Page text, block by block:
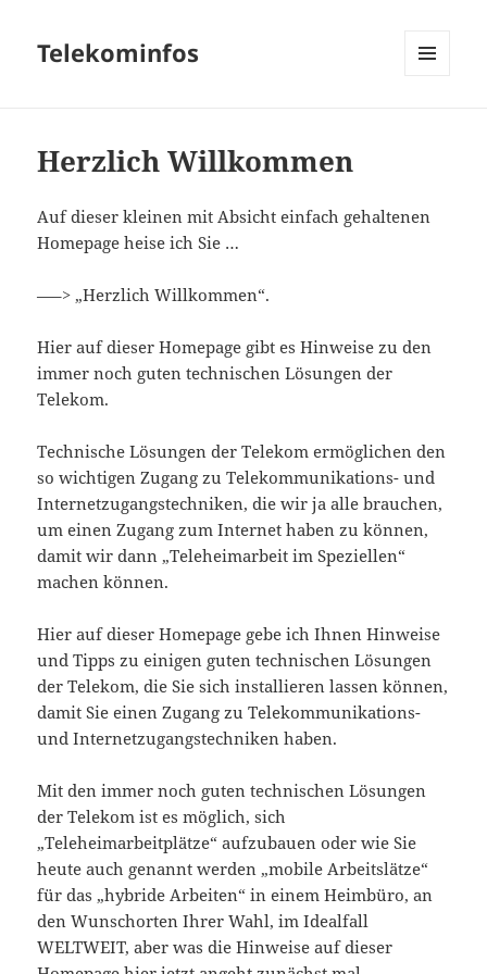
Telekominfos
Herzlich Willkommen
Auf dieser kleinen mit Absicht einfach gehaltenen
Homepage heise ich Sie …
—–> „Herzlich Willkommen“.
Hier auf dieser Homepage gibt es Hinweise zu den
immer noch guten technischen Lösungen der
Telekom.
Technische Lösungen der Telekom ermöglichen den
so wichtigen Zugang zu Telekommunikations- und
Internetzugangstechniken, die wir ja alle brauchen,
um einen Zugang zum Internet haben zu können,
damit wir dann „Teleheimarbeit im Speziellen“
machen können.
Hier auf dieser Homepage gebe ich Ihnen Hinweise
und Tipps zu einigen guten technischen Lösungen
der Telekom, die Sie sich installieren lassen können,
damit Sie einen Zugang zu Telekommunikations-
und Internetzugangstechniken haben.
Mit den immer noch guten technischen Lösungen
der Telekom ist es möglich, sich
„Teleheimarbeitplätze“ aufzubauen oder wie Sie
heute auch genannt werden „mobile Arbeitslätze“
für das „hybride Arbeiten“ in einem Heimbüro, an
den Wunschorten Ihrer Wahl, im Idealfall
WELTWEIT, aber was die Hinweise auf dieser